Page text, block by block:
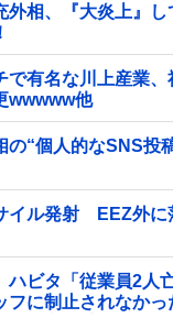
外相、『大炎上』し
で有名な川上産業
wwwww他
の“個人的なSNS投
イル発射 EEZ外に
ハビタ「従業員2人
フに制止されなか